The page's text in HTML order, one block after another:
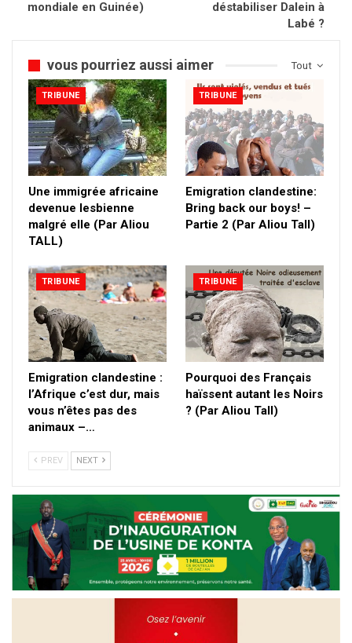
mondiale en Guinée)
déstabiliser Dalein à
Labé ?
Tout
vous pourriez aussi aimer
TRIBUNE
Une immigrée africaine
devenue lesbienne
malgré elle (Par Aliou
TALL)
TRIBUNE
Emigration clandestine:
Bring back our boys! –
Partie 2 (Par Aliou Tall)
TRIBUNE
Emigration clandestine :
l’Afrique c’est dur, mais
vous n’êtes pas des
animaux –…
TRIBUNE
Pourquoi des Français
haïssent autant les Noirs
? (Par Aliou Tall)
PREV NEXT